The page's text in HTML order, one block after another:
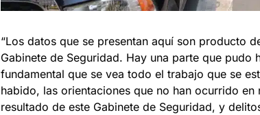
“Los datos que se presentan aquí son producto
Gabinete de Seguridad. Hay una parte que
fundamental que se vea todo el trabajo que se
habido, las orientaciones que no han ocurrido
resultado de este Gabinete de Seguridad, y